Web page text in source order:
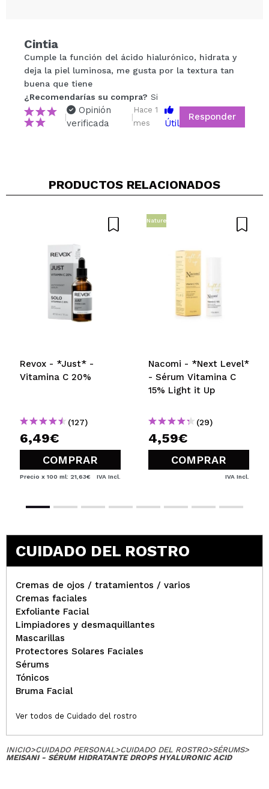
Tu vídeo podría ser el primero. Imagínatelo...
¿Recomendarías su compra?
5/5
Cintia
Cumple la función del ácido hialurónico, hidrata y
deja la piel luminosa, me gusta por la textura tan
buena que tiene
¿Recomendarías su compra? Si
|
Opinión
verificada
|
Hace 1
mes
Útil
Responder
PRODUCTOS RELACIONADOS
Revox - *Just* -
Vitamina C 20%
(127)
6,49€
COMPRAR
Precio x 100 ml: 21,63€ IVA Incl.
Nature
Nacomi - *Next Level*
- Sérum Vitamina C
15% Light it Up
(29)
4,59€
COMPRAR
IVA Incl.
CUIDADO DEL ROSTRO
Cremas de ojos / tratamientos / varios
Cremas faciales
Exfoliante Facial
Limpiadores y desmaquillantes
Mascarillas
Protectores Solares Faciales
Sérums
Tónicos
Bruma Facial
Ver todos de Cuidado del rostro
INICIO>CUIDADO PERSONAL>CUIDADO DEL ROSTRO>SÉRUMS>
MEISANI - SÉRUM HIDRATANTE DROPS HYALURONIC ACID